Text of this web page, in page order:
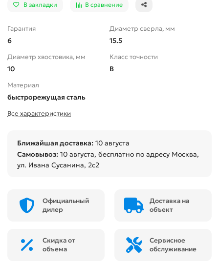
В закладки В сравнение
Гарантия
6
Диаметр сверла, мм
15.5
Диаметр хвостовика, мм
10
Класс точности
В
Материал
быстрорежущая сталь
Все характеристики
Ближайшая доставка: 10 августа
Самовывоз: 10 августа, бесплатно по адресу Москва,
ул. Ивана Сусанина, 2с2
Официальный
дилер
Доставка на
объект
Скидка от
объема
Сервисное
обслуживание